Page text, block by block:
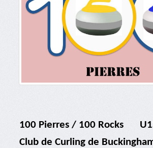
100 Pierres / 100 Rocks
Club de Curling de